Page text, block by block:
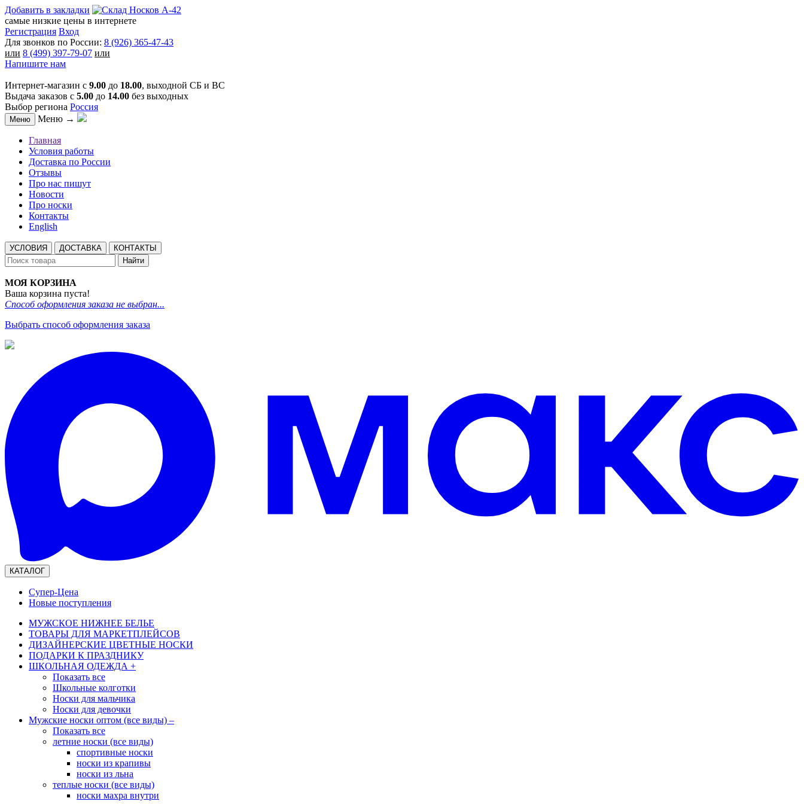
Добавить в закладки
самые низкие цены в интернете
Регистрация Вход
Для звонков по России: 8 (926) 365-47-43
или 8 (499) 397-79-07 или
Напишите нам
Интернет-магазин с 9.00 до 18.00, выходной СБ и ВС
Выдача заказов с 5.00 до 14.00 без выходных
Выбор региона Россия
Меню Меню →
Главная
Условия работы
Доставка по России
Отзывы
Про нас пишут
Новости
Про носки
Контакты
English
УСЛОВИЯ ДОСТАВКА
КОНТАКТЫ
Найти
МОЯ КОРЗИНА
Ваша корзина пуста!
Способ оформления заказа не выбран...
Выбрать способ оформления заказа
КАТАЛОГ
Супер-Цена
Новые поступления
МУЖСКОЕ НИЖНЕЕ БЕЛЬЕ
ТОВАРЫ ДЛЯ МАРКЕТПЛЕЙСОВ
ДИЗАЙНЕРСКИЕ ЦВЕТНЫЕ НОСКИ
ПОДАРКИ К ПРАЗДНИКУ
ШКОЛЬНАЯ ОДЕЖДА +
Показать все
Школьные колготки
Носки для мальчика
Носки для девочки
Мужские носки оптом (все виды) –
Показать все
летние носки (все виды)
спортивные носки
носки из крапивы
носки из льна
теплые носки (все виды)
носки махра внутри